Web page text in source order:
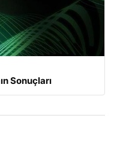
Sonuçları